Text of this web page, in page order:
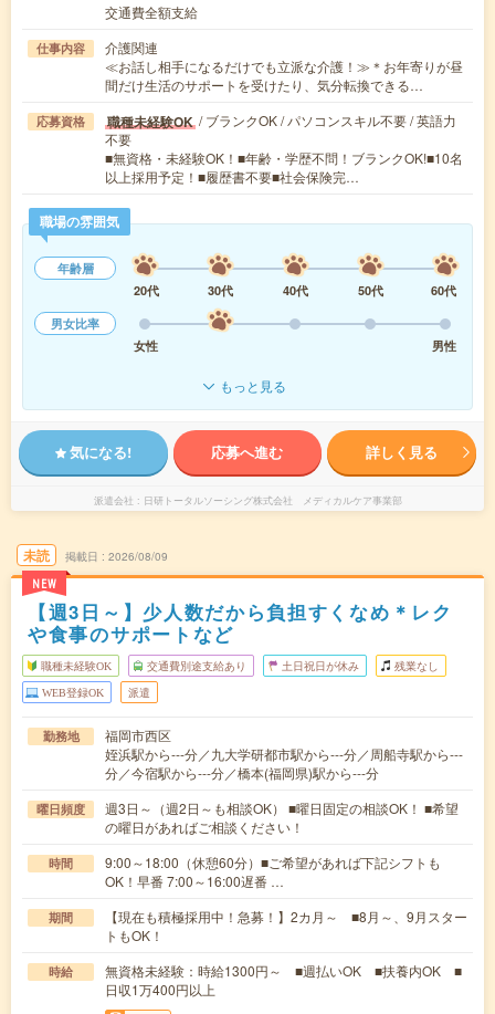
交通費全額支給
仕事内容
介護関連
≪お話し相手になるだけでも立派な介護！≫＊お年寄りが昼
間だけ生活のサポートを受けたり、気分転換できる…
応募資格 職種未経験OK / ブランクOK / パソコンスキル不要 / 英語力
不要
■無資格・未経験OK！■年齢・学歴不問！ブランクOK!■10名
以上採用予定！■履歴書不要■社会保険完…
職場の雰囲気
年齢層
20代
30代 40代 50代
60代
男女比率
女性
男性
もっと見る
気になる! 応募へ進む 詳しく見る
派遣会社 日研トータルソーシング株式会社 メディカルケア事業部
未読
NEW
掲載日 2026/08/09
【週3日～】少人数だから負担すくなめ＊レク
や食事のサポートなど
職種未経験OK 交通費別途支給あり 土日祝日が休み 残業なし
WEB登録OK 派遣
勤務地
福岡市西区
姪浜駅から---分／九大学研都市駅から---分／周船寺駅から---
分／今宿駅から---分／橋本(福岡県)駅から---分
曜日頻度
週3日～（週2日～も相談OK） ■曜日固定の相談OK！ ■希望
の曜日があればご相談ください！
時間
9:00～18:00（休憩60分）■ご希望があれば下記シフトも
OK！早番 7:00～16:00遅番 …
期間
【現在も積極採用中！急募！】2カ月～ ■8月～、9月スター
トもOK！
時給
無資格未経験：時給1300円～ ■週払いOK ■扶養内OK ■
日収1万400円以上